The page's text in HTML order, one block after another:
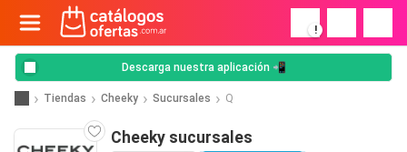
!
Descarga nuestra aplicación 📲
Tiendas Cheeky Sucursales Q
Cheeky sucursales